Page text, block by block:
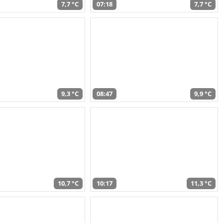
7,7 °C 07:18 7,7 °C
9,3 °C 08:47 9,9 °C
10,7 °C 10:17 11,3 °C